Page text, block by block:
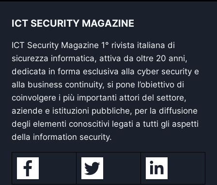
ICT SECURITY MAGAZINE
ICT Security Magazine 1° rivista italiana di
sicurezza informatica, attiva da oltre 20 anni,
dedicata in forma esclusiva alla cyber security e
alla business continuity, si pone l’obiettivo di
coinvolgere i più importanti attori del settore,
aziende e istituzioni pubbliche, per la diffusione
degli elementi conoscitivi legati a tutti gli aspetti
della information security.